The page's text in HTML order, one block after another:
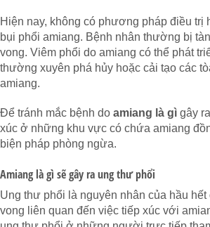
Hiện nay, không có phương pháp điều trị
bụi phổi amiang. Bệnh nhân thường bị
vong. Viêm phổi do amiang có thể phát
thường xuyên phá hủy hoặc cải tạo các
amiang.
Để tránh mắc bệnh do amiang là gì gây
xúc ở những khu vực có chứa amiang
biện pháp phòng ngừa.
Amiang là gì sẽ gây ra ung thư phổi
Ung thư phổi là nguyên nhân của hầu
vong liên quan đến việc tiếp xúc với